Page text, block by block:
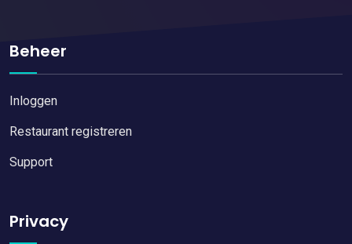
Beheer
Inloggen
Restaurant registreren
Support
Privacy